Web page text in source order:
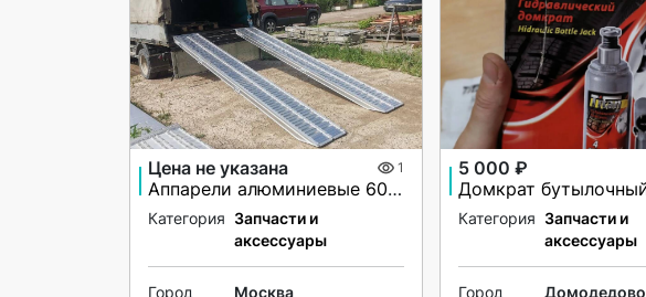
Цена не указана 1
Аппарели алюминиевые 6000 кг
Категория Запчасти и
аксессуары
Город Москва
5 000 ₽
Категория Запчасти и
аксессуары
Город Домодедово